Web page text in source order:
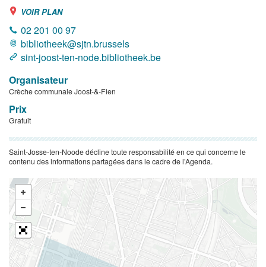
VOIR PLAN
02 201 00 97
bibliotheek@sjtn.brussels
sint-joost-ten-node.bibliotheek.be
Organisateur
Crèche communale Joost-&-Fien
Prix
Gratuit
Saint-Josse-ten-Noode décline toute responsabilité en ce qui concerne le
contenu des informations partagées dans le cadre de l’Agenda.